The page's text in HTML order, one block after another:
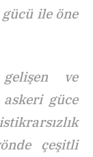
ile öne
ve
güce
çeşitli